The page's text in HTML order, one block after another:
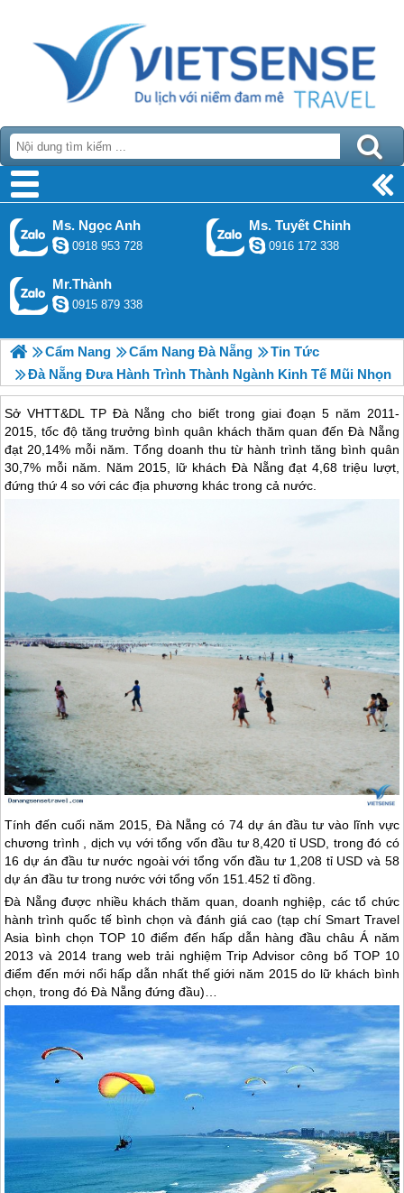
Ms. Ngọc Anh
0918 953 728
Ms. Tuyết Chinh
0916 172 338
Mr.Thành
0915 879 338
Cẩm Nang Cẩm Nang Đà Nẵng
Tin Tức
Đà Nẵng Đưa Hành Trình Thành Ngành Kinh Tế Mũi Nhọn
Sở VHTT&DL TP Đà Nẵng cho biết trong giai đoạn 5 năm 2011-
2015, tốc độ tăng trưởng bình quân khách thăm quan đến Đà Nẵng
đạt 20,14% mỗi năm. Tổng doanh thu từ hành trình tăng bình quân
30,7% mỗi năm. Năm 2015, lữ khách Đà Nẵng đạt 4,68 triệu lượt,
đứng thứ 4 so với các địa phương khác trong cả nước.
Tính đến cuối năm 2015, Đà Nẵng có 74 dự án đầu tư vào lĩnh vực
chương trình , dịch vụ với tổng vốn đầu tư 8,420 tỉ USD, trong đó có
16 dự án đầu tư nước ngoài với tổng vốn đầu tư 1,208 tỉ USD và 58
dự án đầu tư trong nước với tổng vốn 151.452 tỉ đồng.
Đà Nẵng được nhiều khách thăm quan, doanh nghiệp, các tổ chức
hành trình quốc tế bình chọn và đánh giá cao (tạp chí Smart Travel
Asia bình chọn TOP 10 điểm đến hấp dẫn hàng đầu châu Á năm
2013 và 2014 trang web trải nghiệm Trip Advisor công bố TOP 10
điểm đến mới nổi hấp dẫn nhất thế giới năm 2015 do lữ khách bình
chọn, trong đóĐà Nẵng đứng đầu)…